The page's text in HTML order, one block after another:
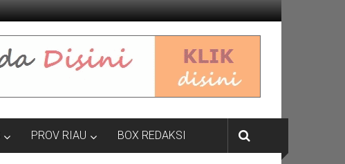
PROV RIAU BOX REDAKSI